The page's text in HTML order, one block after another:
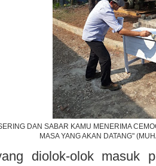
DAN SABAR KAMU MENERIMA
MASA YANG AKAN DATANG"
diolok-olok masuk